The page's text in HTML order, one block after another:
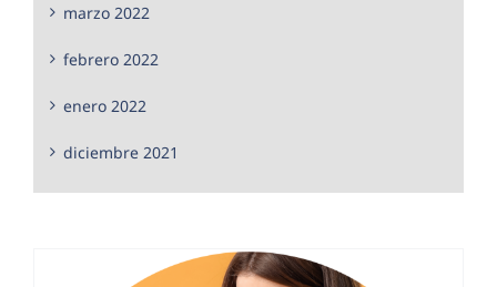
marzo 2022
febrero 2022
enero 2022
diciembre 2021